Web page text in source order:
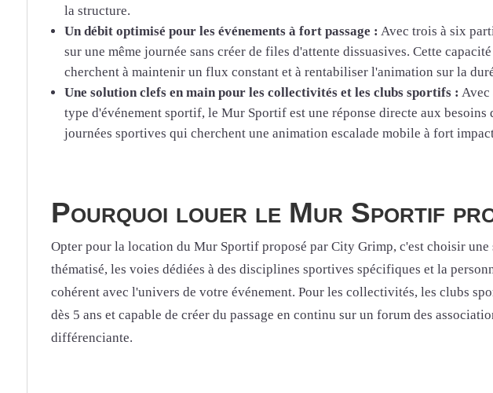
la structure.
Un débit optimisé pour les événements à fort passage : Avec trois à six
sur une même journée sans créer de files d'attente dissuasives. Cette
cherchent à maintenir un flux constant et à rentabiliser l'animation sur la
Une solution clefs en main pour les collectivités et les clubs sportifs : Avec
type d'événement sportif, le Mur Sportif est une réponse directe aux
journées sportives qui cherchent une animation escalade mobile à fort
Pourquoi louer le Mur Sportif
Opter pour la location du Mur Sportif proposé par City Grimp, c'est choisir
thématisé, les voies dédiées à des disciplines sportives spécifiques et la
cohérent avec l'univers de votre événement. Pour les collectivités, les clubs
dès 5 ans et capable de créer du passage en continu sur un forum des
différenciante.